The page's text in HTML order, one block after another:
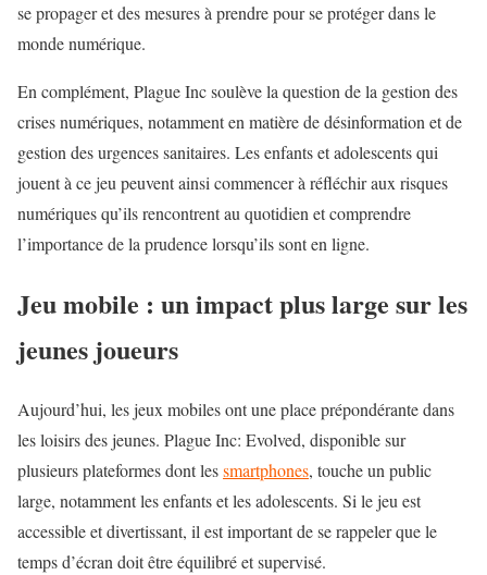
se propager et des mesures à prendre pour se protéger dans le
monde numérique.
En complément, Plague Inc soulève la question de la gestion des
crises numériques, notamment en matière de désinformation et de
gestion des urgences sanitaires. Les enfants et adolescents qui
jouent à ce jeu peuvent ainsi commencer à réfléchir aux risques
numériques qu’ils rencontrent au quotidien et comprendre
l’importance de la prudence lorsqu’ils sont en ligne.
Jeu mobile : un impact plus large sur les
jeunes joueurs
Aujourd’hui, les jeux mobiles ont une place prépondérante dans
les loisirs des jeunes. Plague Inc: Evolved, disponible sur
plusieurs plateformes dont lessmartphones, touche un public
large, notamment les enfants et les adolescents. Si le jeu est
accessible et divertissant, il est important de se rappeler que le
temps d’écran doit être équilibré et supervisé.